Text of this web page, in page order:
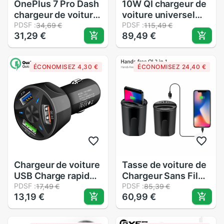
OnePlus 7 Pro Dash
chargeur de voiture
5V 3.5A Original
Dash chargeur de
voiture à
chargement rapide
pour One Plus 7 6T
5T 1 + 5 A5000 One
Plus 3T 1 + 3T
PDSF :34,69 €
31,29 €
10W QI chargeur de
voiture universel
chargeur sans fil
chargeur de voiture
pour samsung s9
chargeur de
téléphone rapide
pour iPhone X 8plus
XR 11 pro
PDSF :115,49 €
89,49 €
ÉCONOMISEZ 4,30 €
Chargeur de voiture
USB Charge rapide
4.0 3.0 pour Iphone
X 8 téléphone
portable Chargeur
PDSF :17,49 €
13,19 €
ÉCONOMISEZ 24,40 €
Tasse de voiture de
Chargeur Sans Fil
Avec Sortie USB QI
Sans Fil Chargeur
de Voiture Support
Pour Téléphone
PDSF :85,39 €
60,99 €